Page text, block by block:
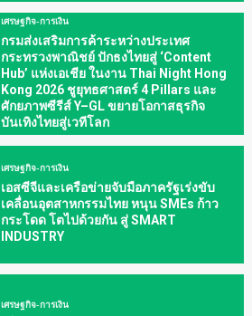
เศรษฐกิจ-การเงิน
กรมส่งเสริมการค้าระหว่างประเทศ
กระทรวงพาณิชย์ ปักธงไทยสู่ ‘Content
Hub’ แห่งเอเชีย ในงาน Thai Night Hong
Kong 2026 ชูยุทธศาสตร์ 4 Pillars และ
ศักยภาพซีรีส์ Y–GL ขยายโอกาสธุรกิจ
บันเทิงไทยสู่เวทีโลก
เศรษฐกิจ-การเงิน
เอสซีจีและเครือข่ายจับมือภาครัฐเร่งขับ
เคลื่อนอุตสาหกรรมไทย หนุน SMEs ก้าว
กระโดด โตไปด้วยกัน สู่ SMART
INDUSTRY
เศรษฐกิจ-การเงิน